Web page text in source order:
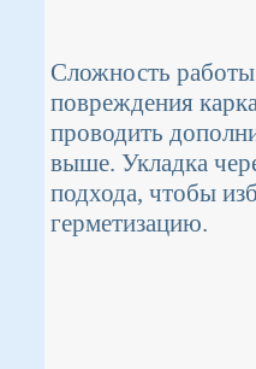
Сложность работы
повреждения
проводить
выше. Укладка
подхода, чтобы
герметизацию.